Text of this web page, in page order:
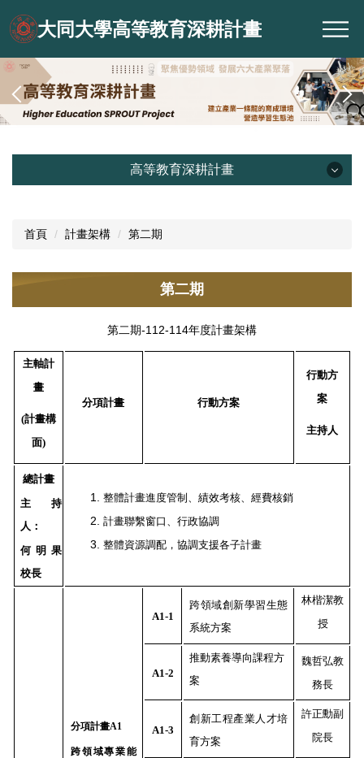
到
主
要
容
大同大學高等教育深耕計畫
高等教育深耕計畫
計畫目標
計畫摘要
文件下載
專案管理
首頁 計畫架構 第二期
第二期
第二期-112-114年度計畫架構
主軸計
畫
(計畫構
面)
分項計畫 行動方案
行動方
案
主持人
總計畫
主持
人：
何明果
校長
整體計畫進度管制、績效考核、經費核銷
計畫聯繫窗口、行政協調
整體資源調配，協調支援各子計畫
分項計畫A1
跨領域專業能
A1-1
跨領域創新學習生態
系統方案
林楷潔教
授
A1-2
推動素養導向課程方
案
魏哲弘教
務長
A1-3
創新工程產業人才培
育方案
許正勳副
院長